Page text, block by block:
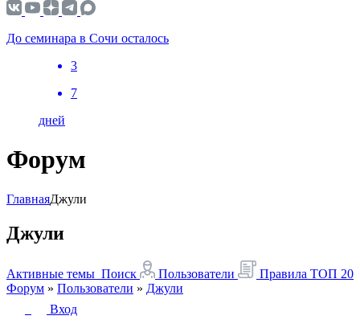
До семинара в Сочи осталось
3
7
дней
Форум
ГлавнаяДжули
Джули
Активные темы Поиск Пользователи Правила ТОП 20
Форум » Пользователи » Джули
Вход